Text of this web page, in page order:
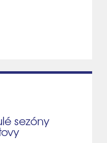
sezóny